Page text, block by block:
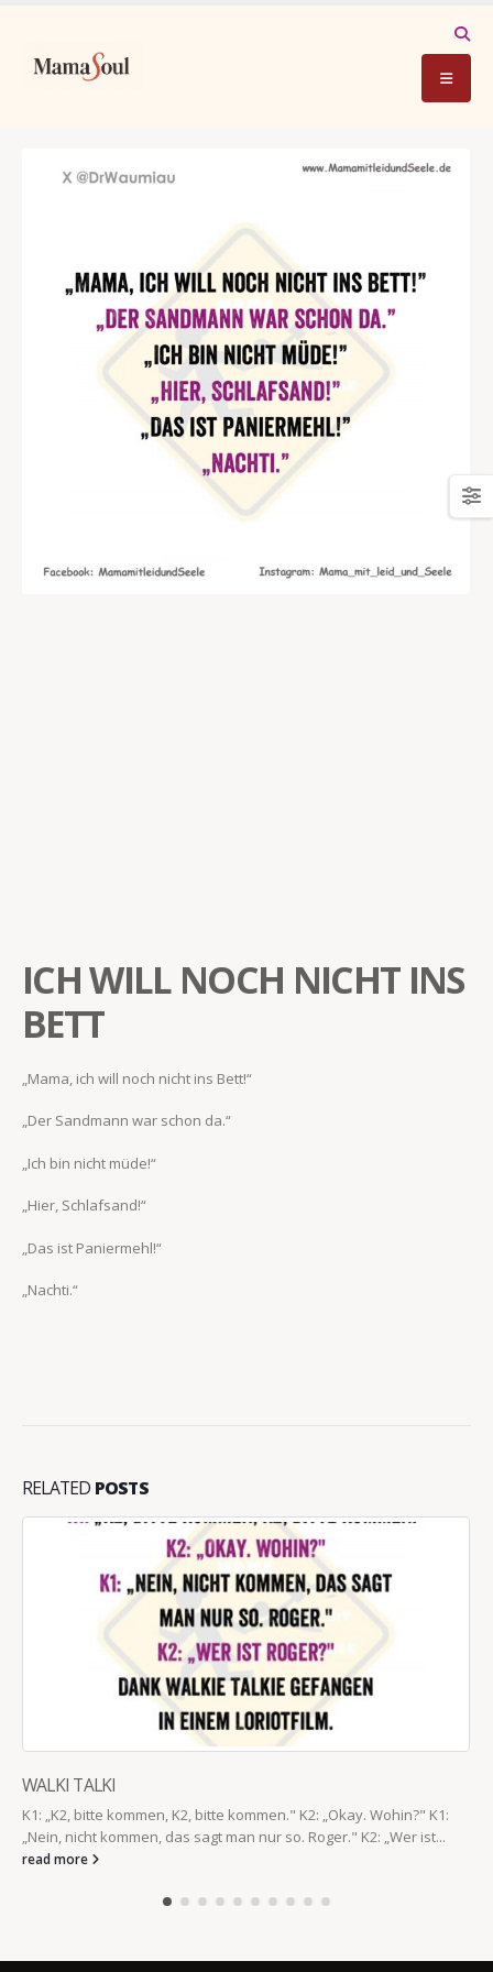
ICH WILL NOCH NICHT INS
BETT
„Mama, ich will noch nicht ins Bett!“
„Der Sandmann war schon da.“
„Ich bin nicht müde!“
„Hier, Schlafsand!“
„Das ist Paniermehl!“
„Nachti.“
RELATED POSTS
WALKI TALKI
K1: „K2, bitte kommen, K2, bitte kommen." K2: „Okay. Wohin?" K1:
„Nein, nicht kommen, das sagt man nur so. Roger." K2: „Wer ist...
read more